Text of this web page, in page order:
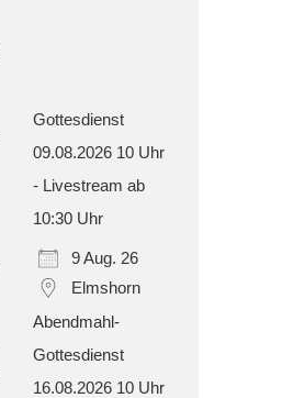
Gottesdienst
09.08.2026 10 Uhr
- Livestream ab
10:30 Uhr
9 Aug. 26
Elmshorn
Abendmahl-
Gottesdienst
16.08.2026 10 Uhr